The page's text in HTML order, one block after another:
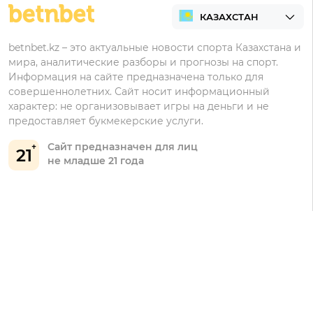
Кешбэк
Бонусы Ubet
Бонусы Фонбет
Бонусы Винлайн
Бонусы Тенниси
Регистрация в Ubet
Регистрация в Олимпбет
21
Сайт предназначен для лиц
не младше 21 года
betnbet.kz – это актуальные новости спорта Казахстана и
мира, аналитические разборы и прогнозы на спорт.
Информация на сайте предназначена только для
совершеннолетних. Сайт носит информационный
характер: не организовывает игры на деньги и не
предоставляет букмекерские услуги.